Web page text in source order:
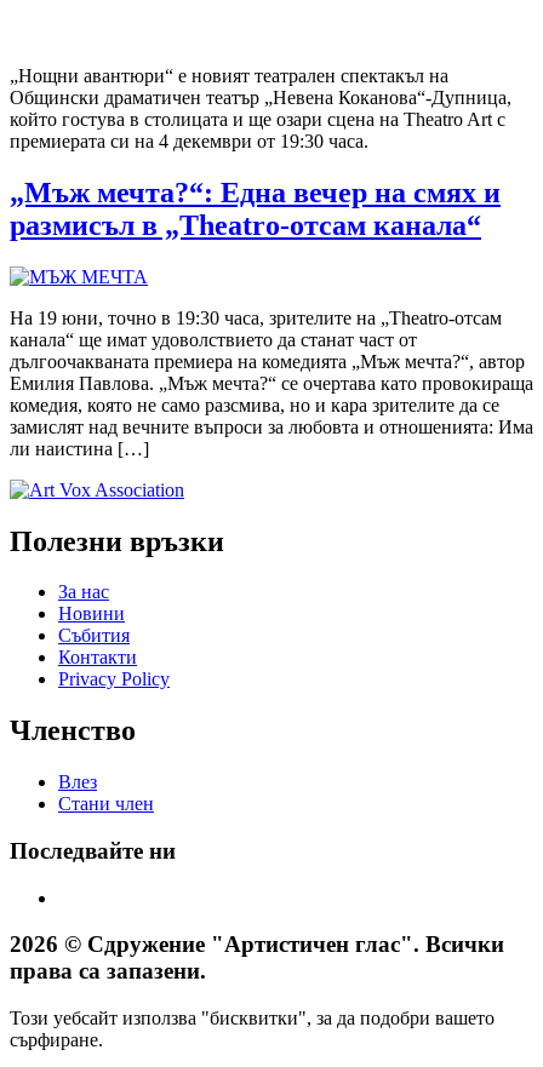
„Нощни авантюри“ е новият театрален спектакъл на
Общински драматичен театър „Невена Коканова“-Дупница,
който гостува в столицата и ще озари сцена на Theatro Art с
премиерата си на 4 декември от 19:30 часа.
„Мъж мечта?“: Една вечер на смях и
размисъл в „Theatro-отсам канала“
На 19 юни, точно в 19:30 часа, зрителите на „Theatro-отсам
канала“ ще имат удоволствието да станат част от
дългоочакваната премиера на комедията „Мъж мечта?“, автор
Емилия Павлова. „Мъж мечта?“ се очертава като провокираща
комедия, която не само разсмива, но и кара зрителите да се
замислят над вечните въпроси за любовта и отношенията: Има
ли наистина […]
Полезни връзки
За нас
Новини
Събития
Контакти
Privacy Policy
Членство
Влез
Стани член
Последвайте ни
2026 © Сдружение "Артистичен глас". Всички
права са запазени.
Този уебсайт използва "бисквитки", за да подобри вашето
сърфиране.